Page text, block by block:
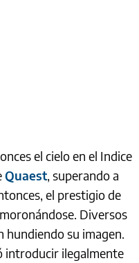
el cielo en el Indice
Quaest, superando a
el prestigio de
Diversos
hundiendo su imagen.
introducir ilegalmente